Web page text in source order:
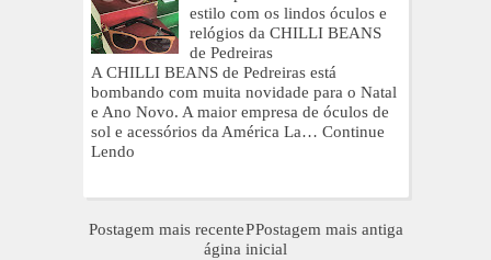
estilo com os lindos óculos e
relógios da CHILLI BEANS
de Pedreiras
A CHILLI BEANS de Pedreiras está
bombando com muita novidade para o Natal
e Ano Novo. A maior empresa de óculos de
sol e acessórios da América La… Continue
Lendo
Postagem mais recente Postagem mais antiga
P
ágina inicial